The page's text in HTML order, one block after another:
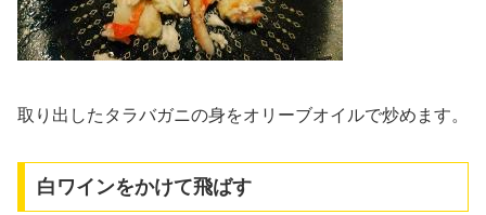
取り出したタラバガニの身をオリーブオイルで炒めます。
白ワインをかけて飛ばす